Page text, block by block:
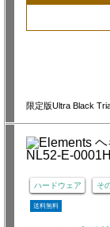
限定版Ultra Black
ハードウェア そ
送料無料